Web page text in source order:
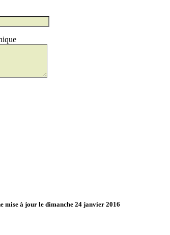
à jour le dimanche 24 janvier 2016